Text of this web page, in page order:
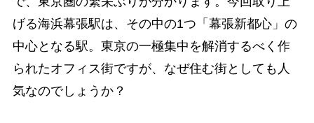
げる海浜幕張駅は、その中の1つ「幕張新都心」の
中心となる駅。東京の一極集中を解消するべく作
られたオフィス街ですが、なぜ住む街としても人
気なのでしょうか？